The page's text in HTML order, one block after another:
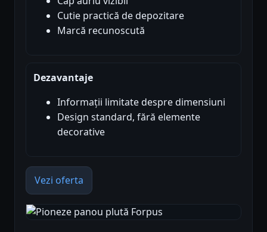
Cutie practică de depozitare
Marcă recunoscută
Dezavantaje
Informații limitate despre dimensiuni
Design standard, fără elemente
decorative
Vezi oferta